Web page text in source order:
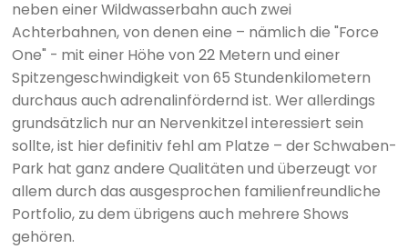
neben einer Wildwasserbahn auch zwei
Achterbahnen, von denen eine – nämlich die "Force
One" - mit einer Höhe von 22 Metern und einer
Spitzengeschwindigkeit von 65 Stundenkilometern
durchaus auch adrenalinfördernd ist. Wer allerdings
grundsätzlich nur an Nervenkitzel interessiert sein
sollte, ist hier definitiv fehl am Platze – der Schwaben-
Park hat ganz andere Qualitäten und überzeugt vor
allem durch das ausgesprochen familienfreundliche
Portfolio, zu dem übrigens auch mehrere Shows
gehören.